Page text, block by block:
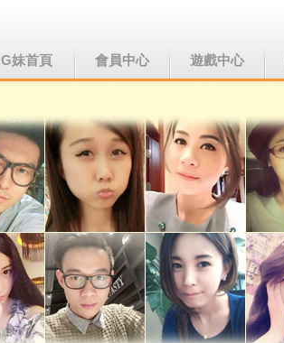
G妹首頁 會員中心 遊戲中心